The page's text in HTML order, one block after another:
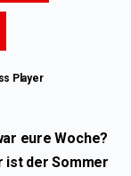
Player
eure Woche?
ist der Sommer